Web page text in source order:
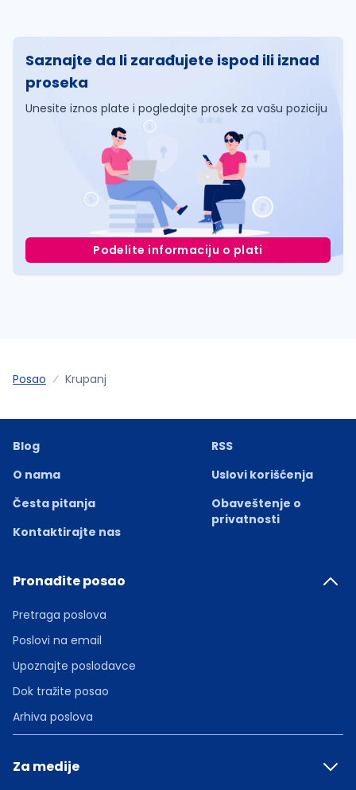
Saznajte da li zarađujete ispod ili iznad
proseka
Unesite iznos plate i pogledajte prosek za vašu poziciju
Podelite informaciju o plati
Posao Krupanj
Blog
O nama
Česta pitanja
Kontaktirajte nas
RSS
Uslovi korišćenja
Obaveštenje o
privatnosti
Pronađite posao
Pretraga poslova
Poslovi na email
Upoznajte poslodavce
Dok tražite posao
Arhiva poslova
Za medije